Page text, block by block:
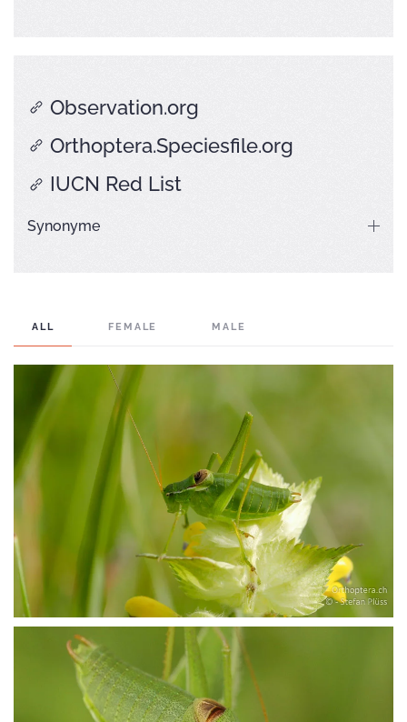
Observation.org
Orthoptera.Speciesfile.org
IUCN Red List
Synonyme
ALL FEMALE MALE